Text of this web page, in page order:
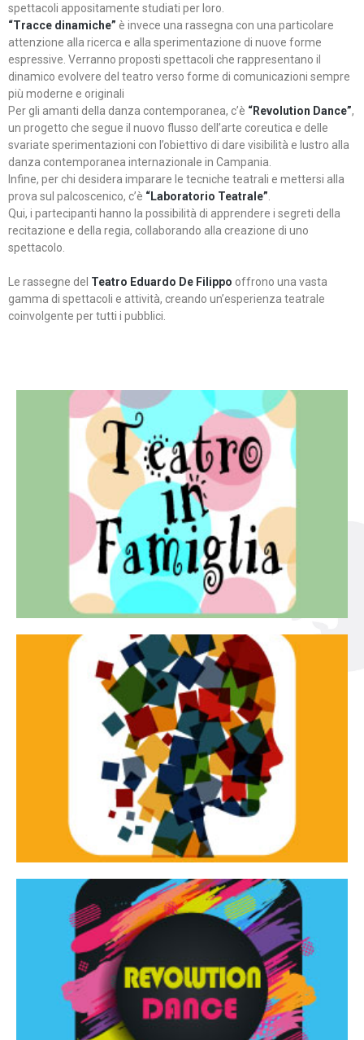
spettacoli appositamente studiati per loro.
“Tracce dinamiche” è invece una rassegna con una particolare
attenzione alla ricerca e alla sperimentazione di nuove forme
espressive. Verranno proposti spettacoli che rappresentano il
dinamico evolvere del teatro verso forme di comunicazioni sempre
più moderne e originali
Per gli amanti della danza contemporanea, c’è “Revolution Dance”,
un progetto che segue il nuovo flusso dell’arte coreutica e delle
svariate sperimentazioni con l’obiettivo di dare visibilità e lustro alla
danza contemporanea internazionale in Campania.
Infine, per chi desidera imparare le tecniche teatrali e mettersi alla
prova sul palcoscenico, c’è “Laboratorio Teatrale”
Qui, i partecipanti hanno la possibilità di apprendere i segreti della
recitazione e della regia, collaborando alla creazione di uno
spettacolo.
Le rassegne del Teatro Eduardo De Filippo offrono una vasta
gamma di spettacoli e attività, creando un’esperienza teatrale
coinvolgente per tutti i pubblici.
Teatro in famiglia
Teatro In Famiglia è una rassegna di teatro concepita
per far condividere e godere del teatro all’intera
famiglia.
Continua
Tracce dinamiche
Tracce Dinamiche è una rassegna di teatro
d’innovazione e sperimentale.
Continua
Revolution Dance
Rassegna di danza contemporanea – I Edizione